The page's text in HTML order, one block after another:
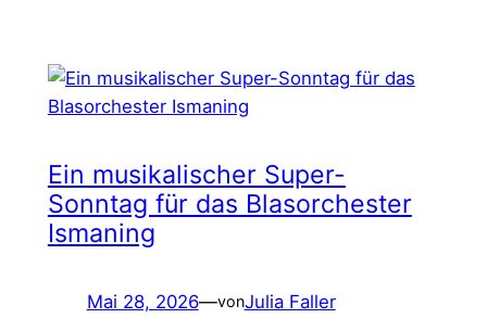
Ein musikalischer Super-
Sonntag für das Blasorchester
Ismaning
Mai 28, 2026—vonJulia Faller